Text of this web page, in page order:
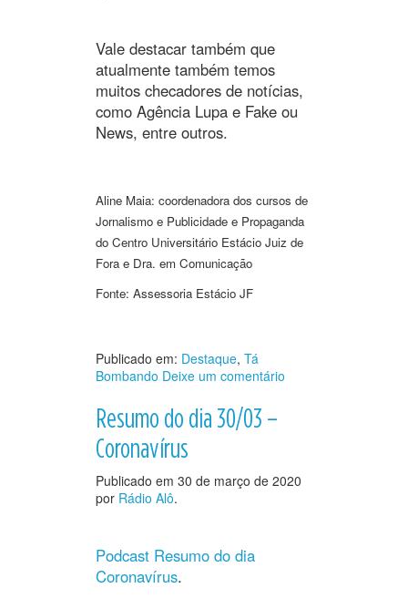
Vale destacar também que
atualmente também temos
muitos checadores de notícias,
como Agência Lupa e Fake ou
News, entre outros.
Aline Maia: coordenadora dos cursos de
Jornalismo e Publicidade e Propaganda
do Centro Universitário Estácio Juiz de
Fora e Dra. em Comunicação
Fonte: Assessoria Estácio JF
Publicado em: Destaque, Tá
Bombando Deixe um comentário
Resumo do dia 30/03 –
Coronavírus
Publicado em 30 de março de 2020
por Rádio Alô.
Podcast Resumo do dia
Coronavírus.